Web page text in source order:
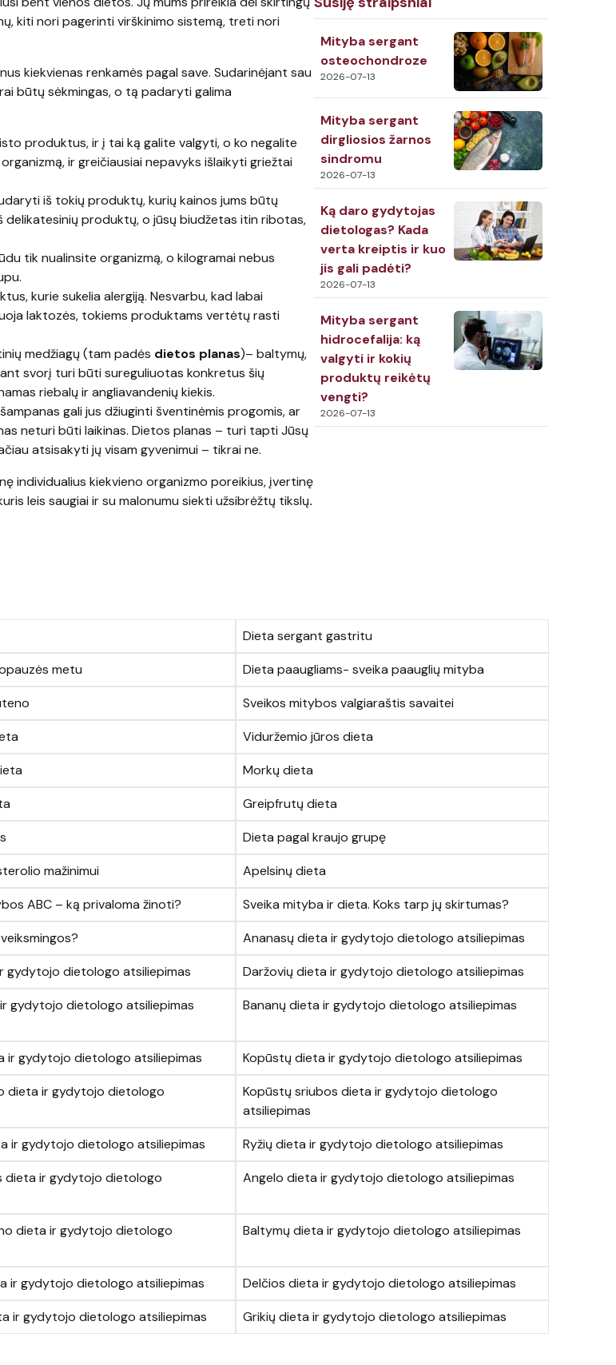
kiti nori pagerinti virškinimo sistemą, treti nori
kiekvienas renkamės pagal save. Sudarinėjant sau
būtų sėkmingas, o tą padaryti galima
produktus, ir į tai ką galite valgyti, o ko negalite
ir greičiausiai nepavyks išlaikyti griežtai
iš tokių produktų, kurių kainos jums būtų
delikatesinių produktų, o jūsų biudžetas itin ribotas,
tik nualinsite organizmą, o kilogramai nebus
kurie sukelia alergiją. Nesvarbu, kad labai
laktozės, tokiems produktams vertėtų rasti
medžiagų (tam padės dietos planas)– baltymų,
svorį turi būti sureguliuotas konkretus šių
riebalų ir angliavandenių kiekis.
gali jus džiuginti šventinėmis progomis, ar
neturi būti laikinas. Dietos planas – turi tapti Jūsų
atsisakyti jų visam gyvenimui – tikrai ne.
individualius kiekvieno organizmo poreikius, įvertinę
leis saugiai ir su malonumu siekti užsibrėžtų tikslų.
Mityba sergant
osteochondroze
2026-07-13
Mityba sergant
dirgliosios žarnos
sindromu
2026-07-13
Ką daro gydytojas
dietologas? Kada
verta kreiptis ir kuo
jis gali padėti?
2026-07-13
Mityba sergant
hidrocefalija: ką
valgyti ir kokių
produktų reikėtų
vengti?
2026-07-13
Dieta sergant gastritu
metu
Dieta paaugliams- sveika paauglių mityba
Sveikos mitybos valgiaraštis savaitei
Viduržemio jūros dieta
Morkų dieta
Greipfrutų dieta
Dieta pagal kraujo grupę
mažinimui
Apelsinų dieta
ABC – ką privaloma žinoti?
Sveika mityba ir dieta. Koks tarp jų skirtumas?
Ananasų dieta ir gydytojo dietologo atsiliepimas
gydytojo dietologo atsiliepimas
Daržovių dieta ir gydytojo dietologo atsiliepimas
gydytojo dietologo atsiliepimas Bananų dieta ir gydytojo dietologo atsiliepimas
ir gydytojo dietologo atsiliepimas
Kopūstų dieta ir gydytojo dietologo atsiliepimas
dieta ir gydytojo dietologo
Kopūstų sriubos dieta ir gydytojo dietologo
atsiliepimas
ir gydytojo dietologo atsiliepimas
Ryžių dieta ir gydytojo dietologo atsiliepimas
dieta ir gydytojo dietologo
Angelo dieta ir gydytojo dietologo atsiliepimas
dieta ir gydytojo dietologo
Baltymų dieta ir gydytojo dietologo atsiliepimas
ir gydytojo dietologo atsiliepimas
Delčios dieta ir gydytojo dietologo atsiliepimas
ir gydytojo dietologo atsiliepimas
Grikių dieta ir gydytojo dietologo atsiliepimas